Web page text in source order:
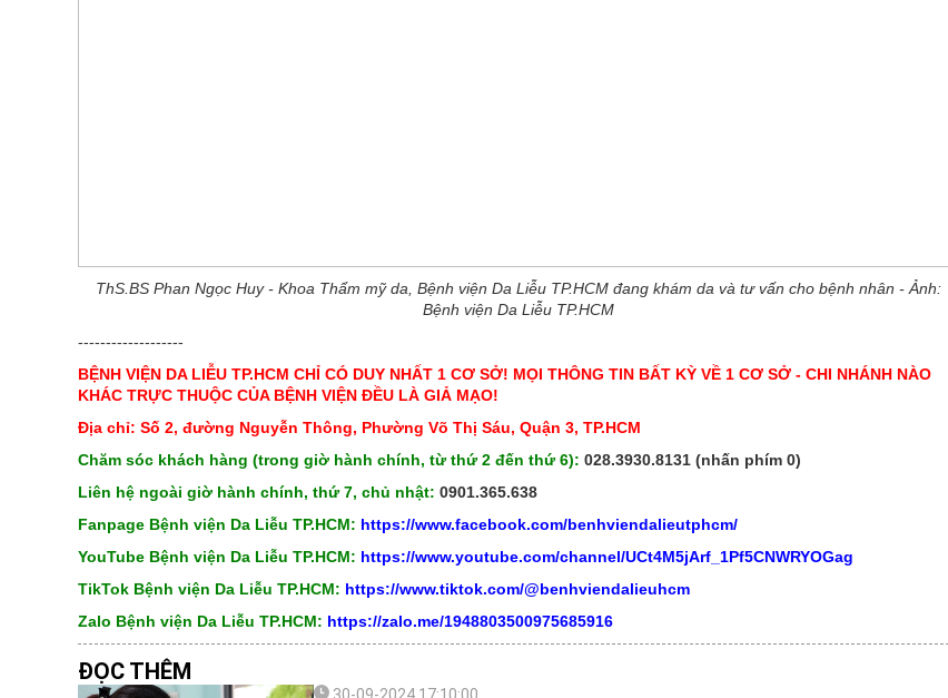
ThS.BS Phan Ngọc Huy - Khoa Thẩm mỹ da, Bệnh viện Da Liễu TP.HCM đang khám da và tư vấn cho bệnh nhân - Ảnh:
Bệnh viện Da Liễu TP.HCM
-------------------
BỆNH VIỆN DA LIỄU TP.HCM CHỈ CÓ DUY NHẤT 1 CƠ SỞ! MỌI THÔNG TIN BẤT KỲ VỀ 1 CƠ SỞ - CHI NHÁNH NÀO
KHÁC TRỰC THUỘC CỦA BỆNH VIỆN ĐỀU LÀ GIẢ MẠO!
Địa chỉ: Số 2, đường Nguyễn Thông, Phường Võ Thị Sáu, Quận 3, TP.HCM
Chăm sóc khách hàng (trong giờ hành chính, từ thứ 2 đến thứ 6): 028.3930.8131 (nhấn phím 0)
Liên hệ ngoài giờ hành chính, thứ 7, chủ nhật: 0901.365.638
Fanpage Bệnh viện Da Liễu TP.HCM: https://www.facebook.com/benhviendalieutphcm/
YouTube Bệnh viện Da Liễu TP.HCM: https://www.youtube.com/channel/UCt4M5jArf_1Pf5CNWRYOGag
TikTok Bệnh viện Da Liễu TP.HCM: https://www.tiktok.com/@benhviendalieuhcm
Zalo Bệnh viện Da Liễu TP.HCM: https://zalo.me/1948803500975685916
ĐỌC THÊM